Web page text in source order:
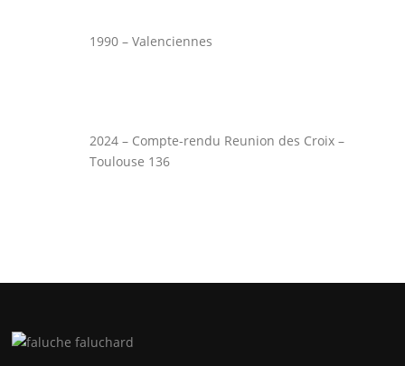
1990 – Valenciennes
2024 – Compte-rendu Reunion des Croix –
Toulouse 136